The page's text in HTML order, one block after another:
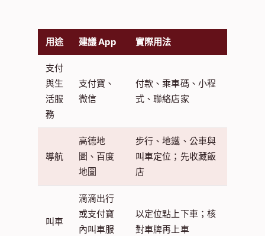
用途 建議 App 實際用法
支付
與生
活服
務
支付寶、
微信
付款、乘車碼、小程
式、聯絡店家
導航
高德地
圖、百度
地圖
步行、地鐵、公車與
叫車定位；先收藏飯
店
叫車
滴滴出行
或支付寶
內叫車服
以定位點上下車；核
對車牌再上車